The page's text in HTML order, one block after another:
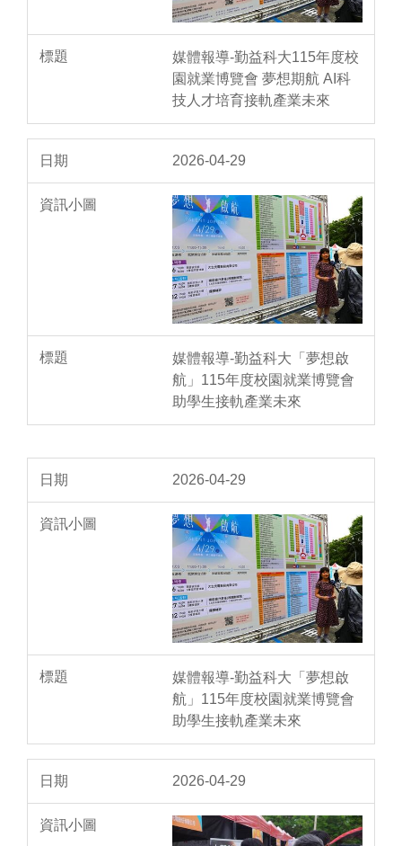
媒體報導-勤益科大115年度校
園就業博覽會 夢想期航 AI科
技人才培育接軌產業未來
2026-04-29
媒體報導-勤益科大「夢想啟
航」115年度校園就業博覽會
助學生接軌產業未來
2026-04-29
媒體報導-勤益科大「夢想啟
航」115年度校園就業博覽會
助學生接軌產業未來
2026-04-29